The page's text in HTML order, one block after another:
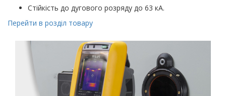
Стійкість до дугового розряду до 63 кА.
Перейти в розділ товару